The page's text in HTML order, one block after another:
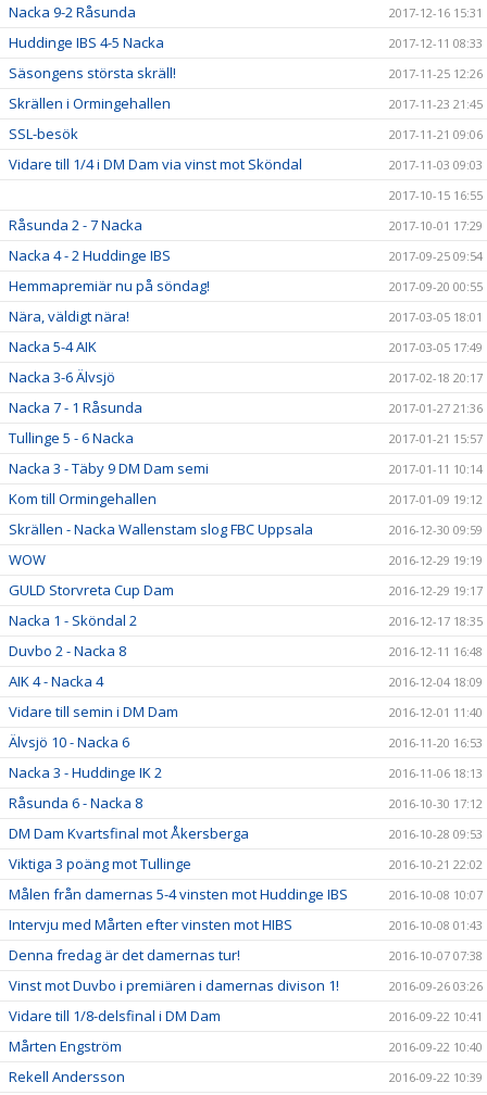
Nacka 9-2 Råsunda 2017-12-16 15:31
Huddinge IBS 4-5 Nacka 2017-12-11 08:33
Säsongens största skräll! 2017-11-25 12:26
Skrällen i Ormingehallen 2017-11-23 21:45
SSL-besök 2017-11-21 09:06
Vidare till 1/4 i DM Dam via vinst mot Sköndal
2017-11-03 09:03
2017-10-15 16:55
Råsunda 2 - 7 Nacka 2017-10-01 17:29
Nacka 4 - 2 Huddinge IBS 2017-09-25 09:54
Hemmapremiär nu på söndag! 2017-09-20 00:55
Nära, väldigt nära! 2017-03-05 18:01
Nacka 5-4 AIK 2017-03-05 17:49
Nacka 3-6 Älvsjö 2017-02-18 20:17
Nacka 7 - 1 Råsunda 2017-01-27 21:36
Tullinge 5 - 6 Nacka 2017-01-21 15:57
Nacka 3 - Täby 9 DM Dam semi 2017-01-11 10:14
Kom till Ormingehallen 2017-01-09 19:12
Skrällen - Nacka Wallenstam slog FBC Uppsala 2016-12-30 09:59
WOW 2016-12-29 19:19
GULD Storvreta Cup Dam 2016-12-29 19:17
Nacka 1 - Sköndal 2 2016-12-17 18:35
Duvbo 2 - Nacka 8 2016-12-11 16:48
AIK 4 - Nacka 4 2016-12-04 18:09
Vidare till semin i DM Dam 2016-12-01 11:40
Älvsjö 10 - Nacka 6 2016-11-20 16:53
Nacka 3 - Huddinge IK 2 2016-11-06 18:13
Råsunda 6 - Nacka 8 2016-10-30 17:12
DM Dam Kvartsfinal mot Åkersberga 2016-10-28 09:53
Viktiga 3 poäng mot Tullinge 2016-10-21 22:02
Målen från damernas 5-4 vinsten mot Huddinge IBS 2016-10-08 10:07
Intervju med Mårten efter vinsten mot HIBS 2016-10-08 01:43
Denna fredag är det damernas tur! 2016-10-07 07:38
Vinst mot Duvbo i premiären i damernas divison 1! 2016-09-26 03:26
Vidare till 1/8-delsfinal i DM Dam 2016-09-22 10:41
Mårten Engström 2016-09-22 10:40
Rekell Andersson 2016-09-22 10:39